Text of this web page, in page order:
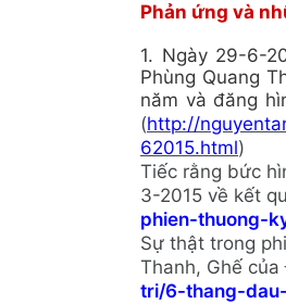
Phản ứng và
1. Ngày 29-6-
Phùng Quang
năm và đăng
(http://
62015.html)
Tiếc rằng bức
3-2015 về kết
phien-thuong-
Sự thật trong
Thanh, Ghế
tri/6-thang-